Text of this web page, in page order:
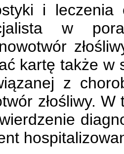
i leczenia
w
kartę także w
z
złośliwy.